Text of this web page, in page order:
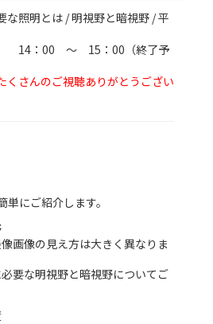
な照明とは / 明視野と暗視野 / 平
） 14：00 ～ 15：00（終了予
くさんのご視聴ありがとうござい
にご紹介します。
画像の見え方は大きく異なりま
要な明視野と暗視野についてご